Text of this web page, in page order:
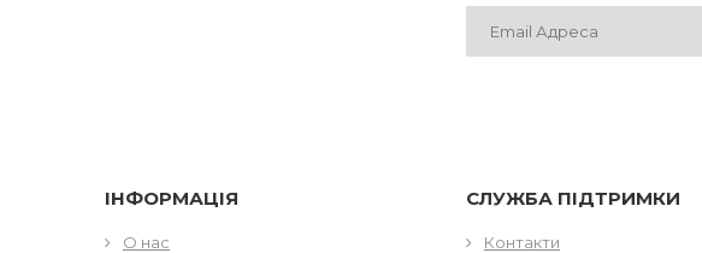
ІНФОРМАЦІЯ
О нас
СЛУЖБА ПІДТРИМКИ
Контакти